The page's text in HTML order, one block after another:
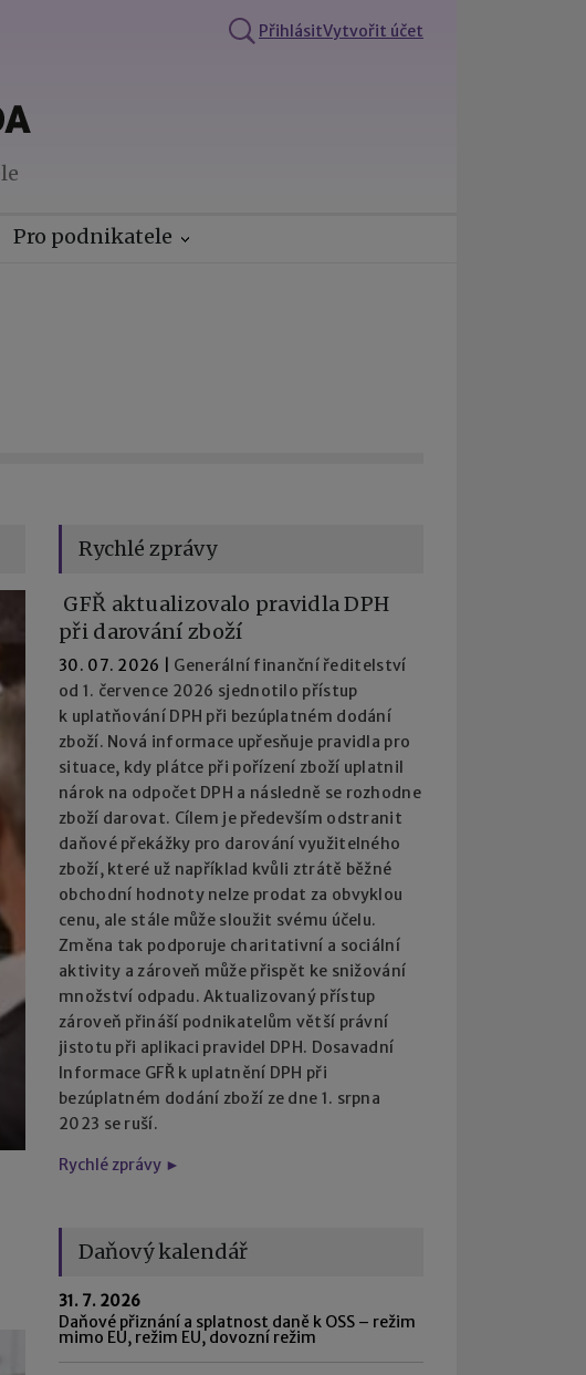
PřihlásitVytvořit účet
Pro podnikatele
Rychlé zprávy
GFŘ aktualizovalo pravidla DPH
při darování zboží
30. 07. 2026
Generální finanční ředitelství
od 1. července 2026 sjednotilo přístup
k uplatňování DPH při bezúplatném dodání
zboží. Nová informace upřesňuje pravidla pro
situace, kdy plátce při pořízení zboží uplatnil
nárok na odpočet DPH a následně se rozhodne
zboží darovat. Cílem je především odstranit
daňové překážky pro darování využitelného
zboží, které už například kvůli ztrátě běžné
obchodní hodnoty nelze prodat za obvyklou
cenu, ale stále může sloužit svému účelu.
Změna tak podporuje charitativní a sociální
aktivity a zároveň může přispět ke snižování
množství odpadu. Aktualizovaný přístup
zároveň přináší podnikatelům větší právní
jistotu při aplikaci pravidel DPH. Dosavadní
Informace GFŘ k uplatnění DPH při
bezúplatném dodání zboží ze dne 1. srpna
2023 se ruší.
Rychlé zprávy ►
Daňový kalendář
31. 7. 2026
Daňové přiznání a splatnost daně k OSS – režim
mimo EU, režim EU, dovozní režim